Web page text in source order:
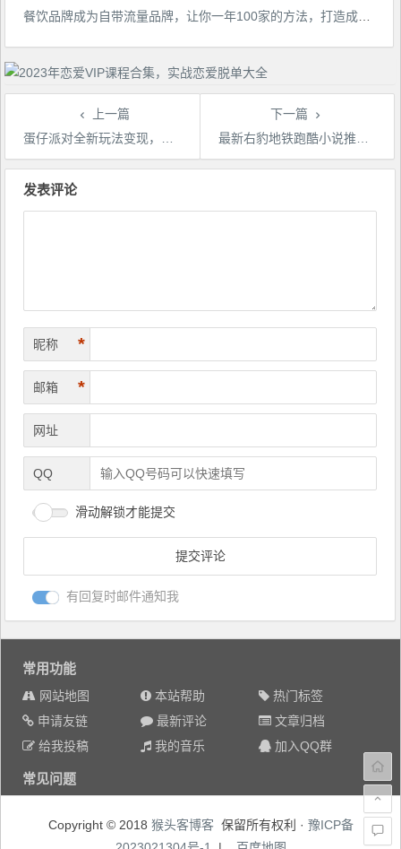
餐饮品牌成为自带流量品牌，让你一年100家的方法，打造成为年轻人“社交属性”的餐饮品牌
上一篇
蛋仔派对全新玩法变现，一天3500，超级偏门玩法，一部手机即可操作，小白也可以轻松上手，保姆教程+资料
下一篇
最新右豹地铁跑酷小说推文变现，日入2000+
文
发表评论
昵称 *
邮箱 *
网址
QQ
滑动解锁才能提交
有回复时邮件通知我
常用功能
网站地图 本站帮助
热门标签
申请友链
最新评论
文章归档
给我投稿
我的音乐 加入QQ群
常见问题
Copyright © 2018 猴头客博客保留所有权利 · 豫ICP备